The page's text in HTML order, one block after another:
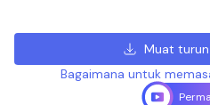
Muat turun
Bagaimana untuk